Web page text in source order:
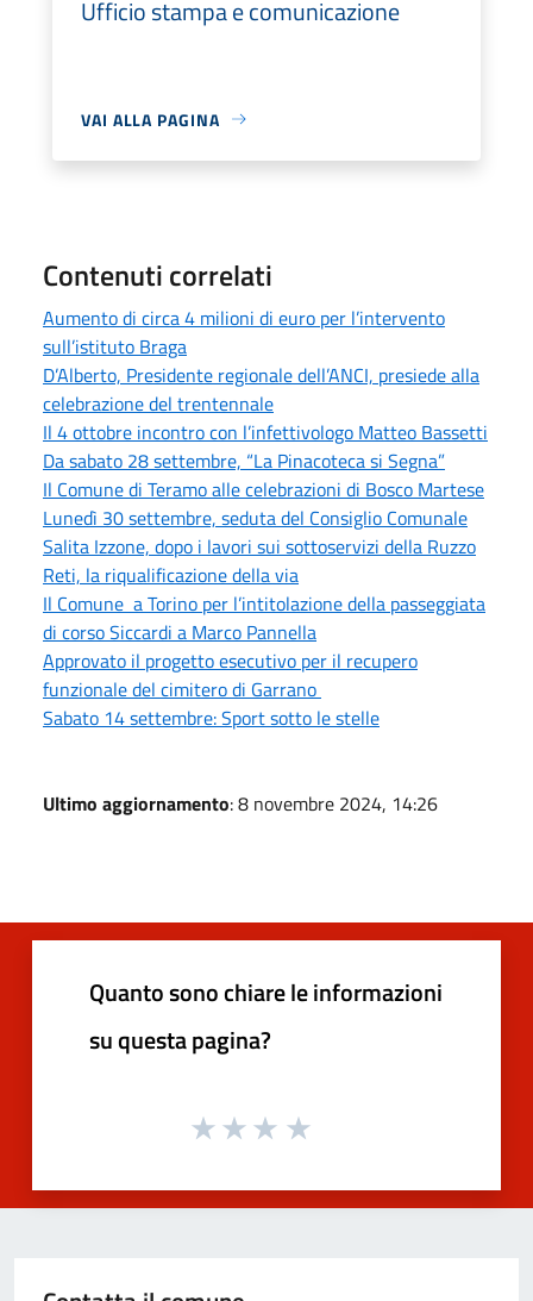
Ufficio stampa e comunicazione
VAI ALLA PAGINA
Contenuti correlati
Aumento di circa 4 milioni di euro per l’intervento
sull’istituto Braga
D’Alberto, Presidente regionale dell’ANCI, presiede alla
celebrazione del trentennale
Il 4 ottobre incontro con l’infettivologo Matteo Bassetti
Da sabato 28 settembre, “La Pinacoteca si Segna”
Il Comune di Teramo alle celebrazioni di Bosco Martese
Lunedì 30 settembre, seduta del Consiglio Comunale
Salita Izzone, dopo i lavori sui sottoservizi della Ruzzo
Reti, la riqualificazione della via
Il Comune a Torino per l’intitolazione della passeggiata
di corso Siccardi a Marco Pannella
Approvato il progetto esecutivo per il recupero
funzionale del cimitero di Garrano
Sabato 14 settembre: Sport sotto le stelle
Ultimo aggiornamento: 8 novembre 2024, 14:26
Quanto sono chiare le informazioni
su questa pagina?